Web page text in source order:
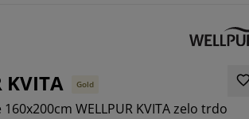
KVITA Gold
WELLPUR KVITA zelo trdo